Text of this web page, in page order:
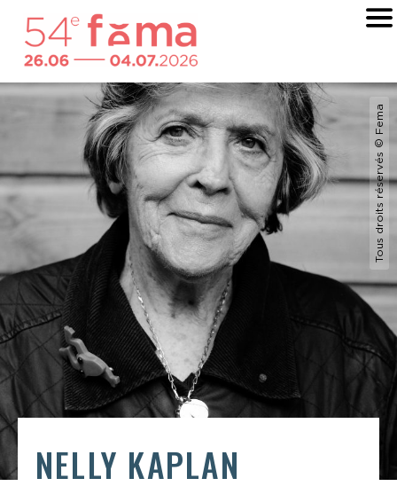
Tous droits réservés © Fema
NELLY KAPLAN